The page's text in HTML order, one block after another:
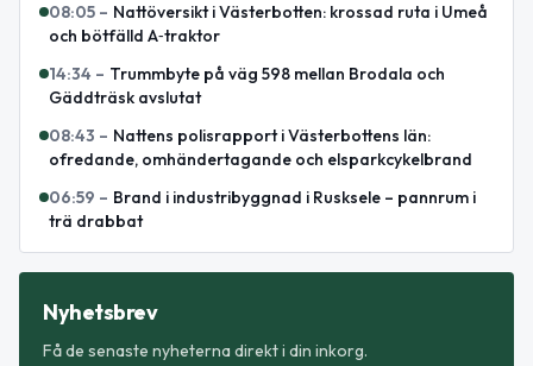
08:05 – Nattöversikt i Västerbotten: krossad ruta i Umeå
och bötfälld A‑traktor
14:34 – Trummbyte på väg 598 mellan Brodala och
Gäddträsk avslutat
08:43 – Nattens polisrapport i Västerbottens län:
ofredande, omhändertagande och elsparkcykelbrand
06:59 – Brand i industribyggnad i Rusksele – pannrum i
trä drabbat
Nyhetsbrev
Få de senaste nyheterna direkt i din inkorg.